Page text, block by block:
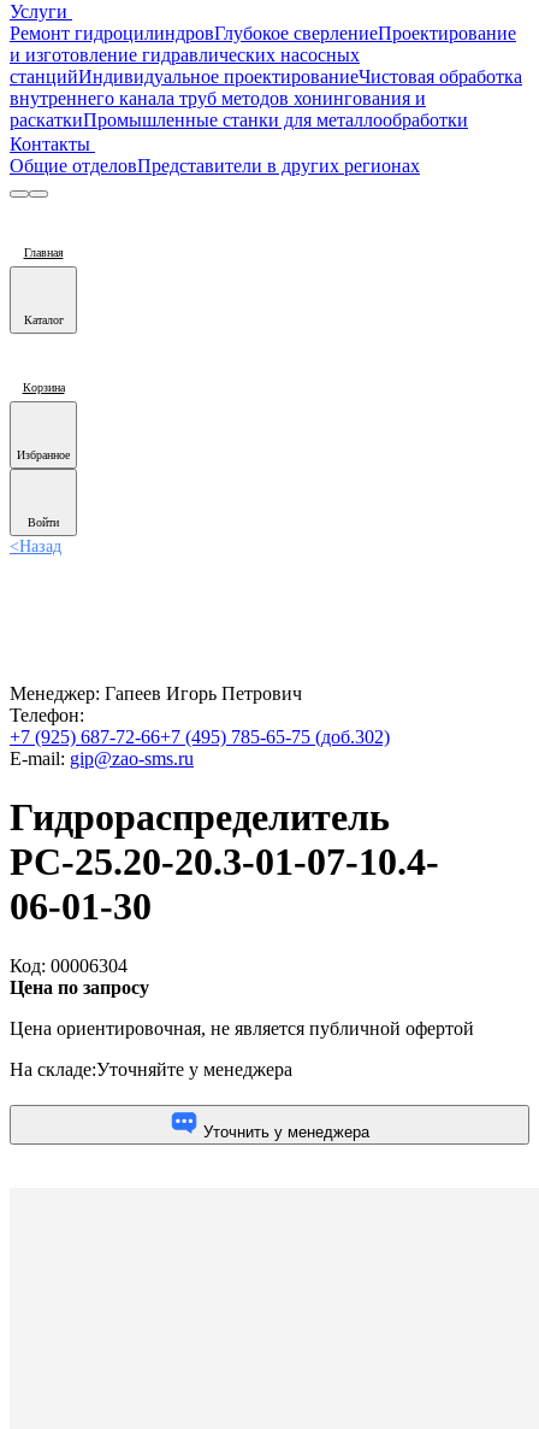
Услуги
Ремонт гидроцилиндровГлубокое сверлениеПроектирование
и изготовление гидравлических насосных
станцийИндивидуальное проектированиеЧистовая обработка
внутреннего канала труб методов хонингования и
раскаткиПромышленные станки для металлообработки
Контакты
Общие отделовПредставители в других регионах
Главная
Каталог
Корзина
Избранное
Войти
<Назад
Менеджер: Гапеев Игорь Петрович
Телефон:
+7 (925) 687-72-66+7 (495) 785-65-75 (доб.302)
E-mail: gip@zao-sms.ru
Гидрораспределитель
РС-25.20-20.3-01-07-10.4-
06-01-30
Код: 00006304
Цена по запросу
Цена ориентировочная, не является публичной офертой
На складе:Уточняйте у менеджера
Уточнить у менеджера